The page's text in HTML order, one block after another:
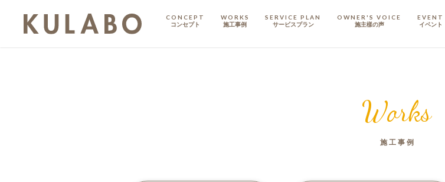
CONCEPT
コンセプト
WORKS
施工事例
SERVICE PLAN
サービスプラン
OWNER'S VOICE
施主樣の声
EVENT
イベント
Works
施工事例